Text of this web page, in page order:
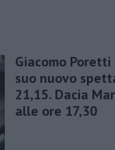
Giacomo
suo nuovo
21,15. Dacia
alle ore 17,30